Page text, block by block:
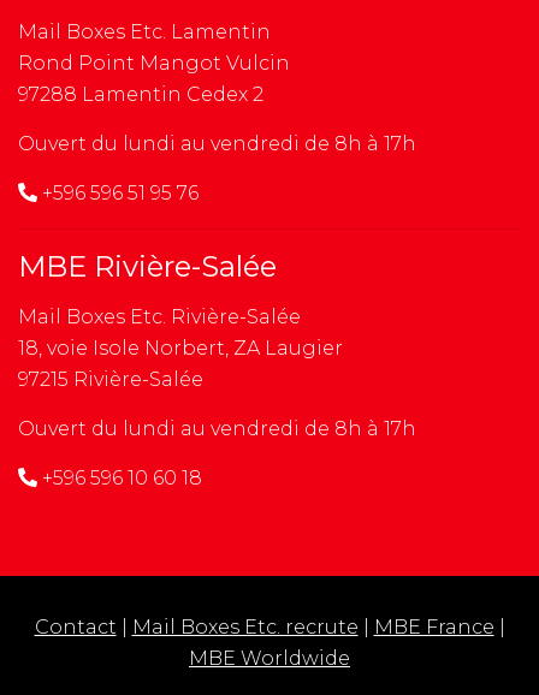
Mail Boxes Etc. Lamentin
Rond Point Mangot Vulcin
97288 Lamentin Cedex 2
Ouvert du lundi au vendredi de 8h à 17h
+596 596 51 95 76
MBE Rivière-Salée
Mail Boxes Etc. Rivière-Salée
18, voie Isole Norbert, ZA Laugier
97215 Rivière-Salée
Ouvert du lundi au vendredi de 8h à 17h
+596 596 10 60 18
Contact Mail Boxes Etc. recrute MBE France
MBE Worldwide